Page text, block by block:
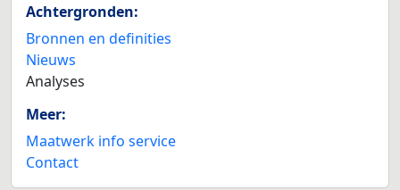
Achtergronden:
Bronnen en definities
Nieuws
Analyses
Meer:
Maatwerk info service
Contact